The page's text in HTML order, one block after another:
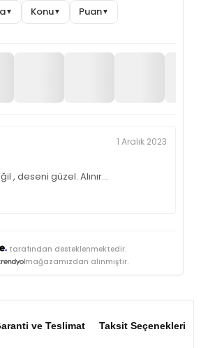
▼ Konu▼ Puan▼
1 Aralık 2023
, deseni güzel. Alınır…
tarafından desteklenmektedir.
mağazamızdan alınmıştır.
ve Teslimat Taksit Seçenekleri